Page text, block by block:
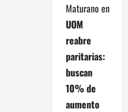
Maturano en
UOM
reabre
paritarias:
buscan
10% de
aumento